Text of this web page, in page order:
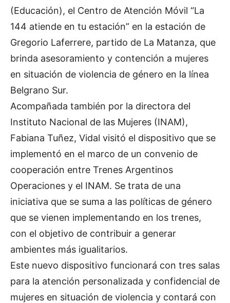
(Educación), el Centro de Atención Móvil “La
144 atiende en tu estación” en la estación de
Gregorio Laferrere, partido de La Matanza, que
brinda asesoramiento y contención a mujeres
en situación de violencia de género en la línea
Belgrano Sur.
Acompañada también por la directora del
Instituto Nacional de las Mujeres (INAM),
Fabiana Tuñez, Vidal visitó el dispositivo que se
implementó en el marco de un convenio de
cooperación entre Trenes Argentinos
Operaciones y el INAM. Se trata de una
iniciativa que se suma a las políticas de género
que se vienen implementando en los trenes,
con el objetivo de contribuir a generar
ambientes más igualitarios.
Este nuevo dispositivo funcionará con tres salas
para la atención personalizada y confidencial de
mujeres en situación de violencia y contará con